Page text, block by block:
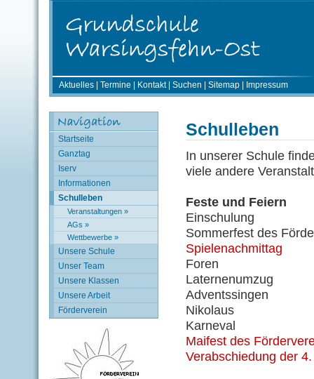
Aktuelles| Termine Kontakt| Suchen Sitemap| Impressum
Startseite
Ganztag
Iserv
Informationen
Schulleben
Veranstaltungen »
AGs »
Wettbewerbe »
Unsere Schule
Unser Team
Unsere Klassen
Unsere Arbeit
Förderverein
Schulleben
In unserer Schule
viele andere
Feste und Feiern
Einschulung
Sommerfest des
Spielenachmittag
Foren
Laternenumzug
Adventssingen
Nikolaus
Karneval
Maifest des
Verabschiedung der